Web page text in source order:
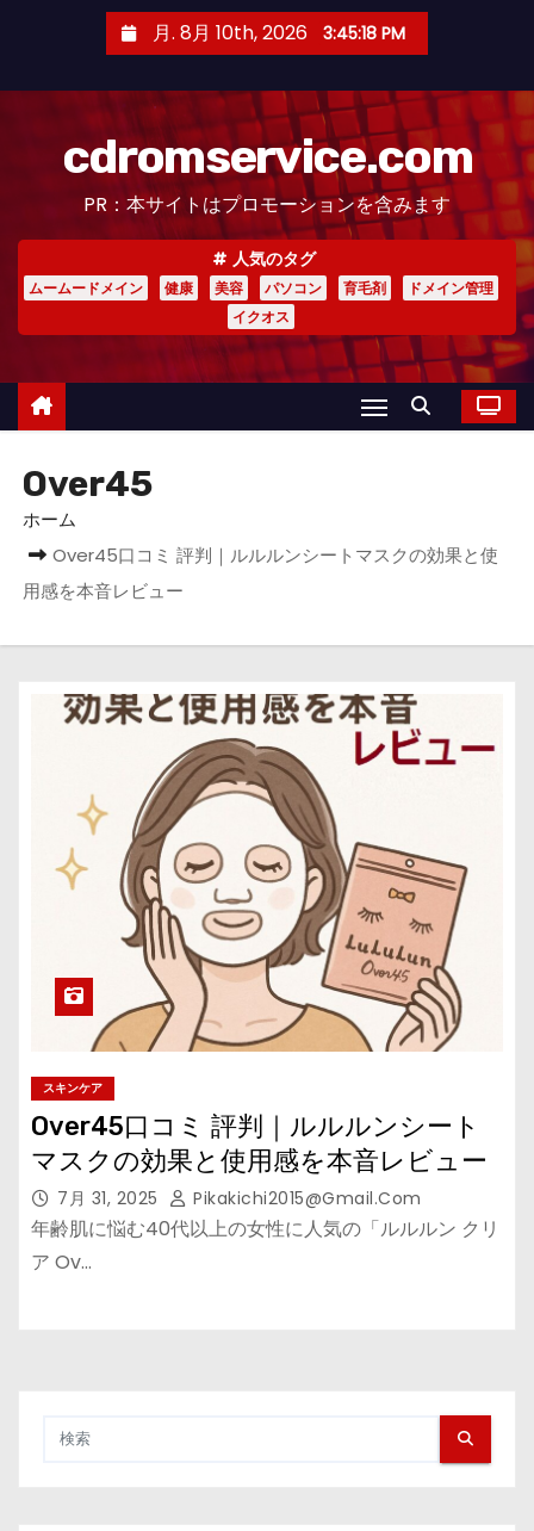
月. 8月 10th, 2026 3:45:19 PM
cdromservice.com
PR：本サイトはプロモーションを含みます
人気のタグ
ムームードメイン 健康 美容 パソコン 育毛剤
ドメイン管理
イクオス
Over45
ホーム
Over45口コミ 評判｜ルルルンシートマスクの効果と使
用感を本音レビュー
スキンケア
Over45口コミ 評判｜ルルルンシート
マスクの効果と使用感を本音レビュー
7月 31, 2025 Pikakichi2015@gmail.com
年齢肌に悩む40代以上の女性に人気の「ルルルン クリ
ア Ov…